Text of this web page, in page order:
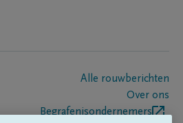
Alle rouwberichten
Over ons
Begrafenisondernemers